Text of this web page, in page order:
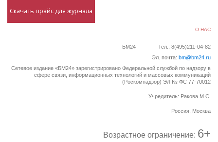
Скачать прайс для журнала
О НАС
БМ24
Тел.: 8(495)211-04-82
Эл. почта: bm@bm24.ru
Сетевое издание «БМ24» зарегистрировано Федеральной службой по надзору в
сфере связи, информационных технологий и массовых коммуникаций
(Роскомнадзор) ЭЛ № ФС 77-70012
Учредитель: Ракова М.С.
Россия, Москва
Возрастное ограничение: 6+